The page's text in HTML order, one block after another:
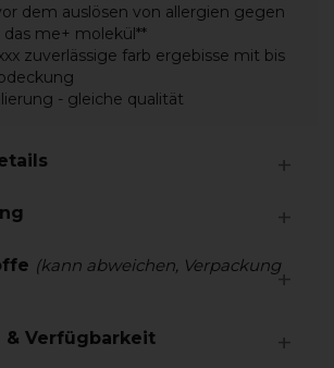
dem auslösen von allergien gegen
me+ molekül**
zuverlässige farb ergebisse mit bis
- gleiche qualität
(kann abweichen, Verpackung
& Verfügbarkeit